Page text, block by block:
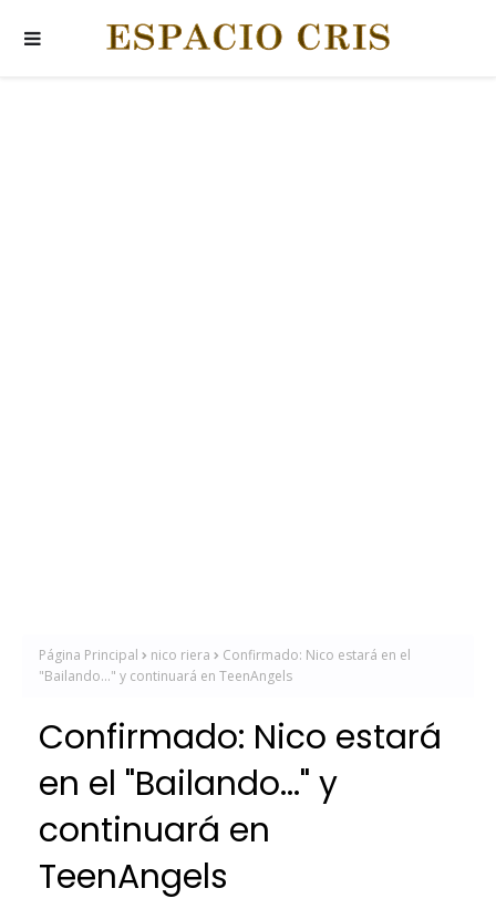
Página Principal nico riera
Confirmado: Nico estará en el
"Bailando..." y continuará en TeenAngels
Confirmado: Nico estará
en el "Bailando..." y
continuará en
TeenAngels